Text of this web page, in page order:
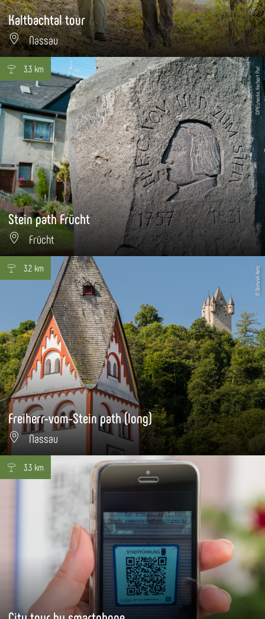
Kaltbachtal tour
Nassau
©P!ELmedia, Herbert Piel
3.3 km
Stein path Frücht
Frücht
© Dominik Ketz
3.2 km
Freiherr-vom-Stein path (long)
Nassau
3.3 km